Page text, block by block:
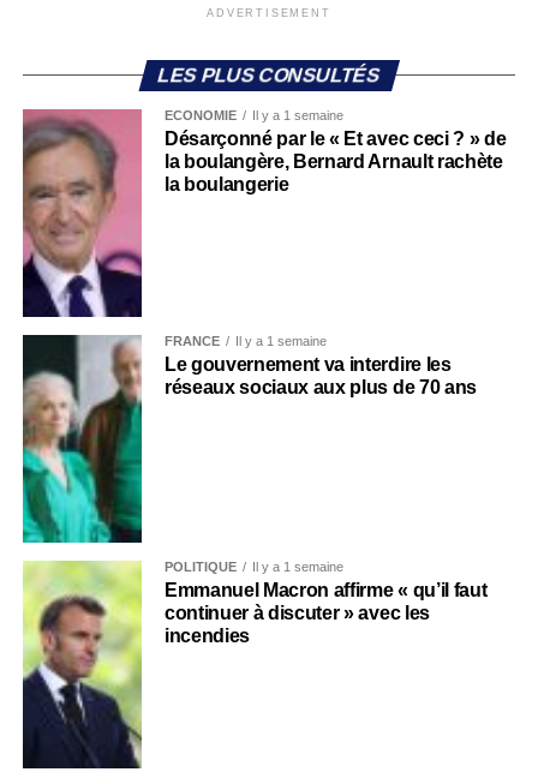
ADVERTISEMENT
LES PLUS CONSULTÉS
ECONOMIE Il y a 1 semaine
Désarçonné par le « Et avec ceci ? » de
la boulangère, Bernard Arnault rachète
la boulangerie
FRANCE Il y a 1 semaine
Le gouvernement va interdire les
réseaux sociaux aux plus de 70 ans
POLITIQUE Il y a 1 semaine
Emmanuel Macron affirme « qu’il faut
continuer à discuter » avec les
incendies